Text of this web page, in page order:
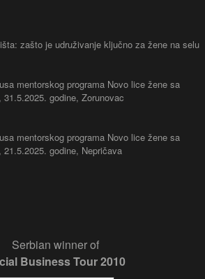
zašto je udruživanje ključno za žene na selu
mentorskog programa Novo lice žene sa
godine, Zorunovac
mentorskog programa Novo lice žene sa
godine, Nepričava
Serbian winner of
Business Tour 2010